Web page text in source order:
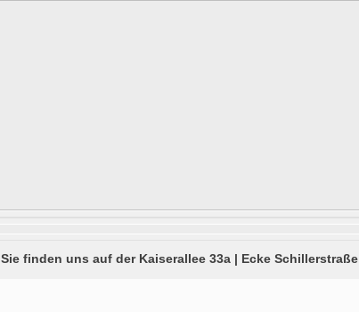
Sie finden uns auf der Kaiserallee 33a | Ecke Schillerstraße